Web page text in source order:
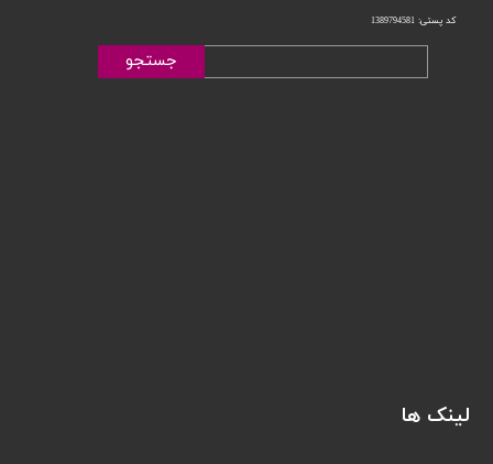
کد پستی: 1389794581
جستجو
لینک ها